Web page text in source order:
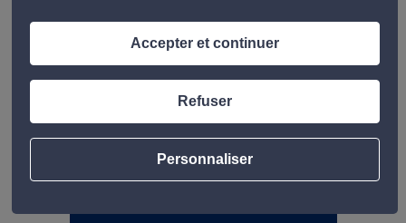
Personnaliser
Refuser
Accepter et continuer